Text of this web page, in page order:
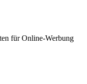
für Online-Werbung